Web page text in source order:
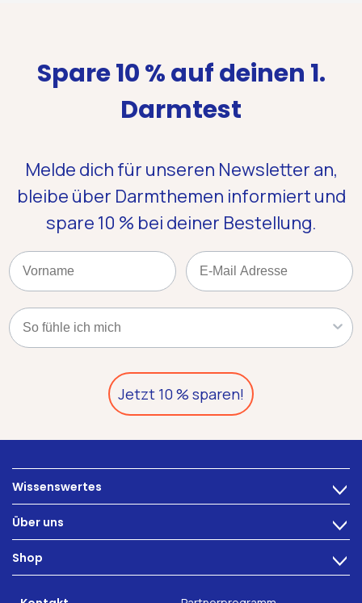
Spare 10 % auf deinen 1.
Darmtest
Melde dich für unseren Newsletter an,
bleibe über Darmthemen informiert und
spare 10 % bei deiner Bestellung.
Name Email
Kategorie
Jetzt 10 % sparen!
Wissenswertes >
Ernährung
Darmgesundheit
Über uns >
Technologie
Karriere
Shop >
INTEST.pro